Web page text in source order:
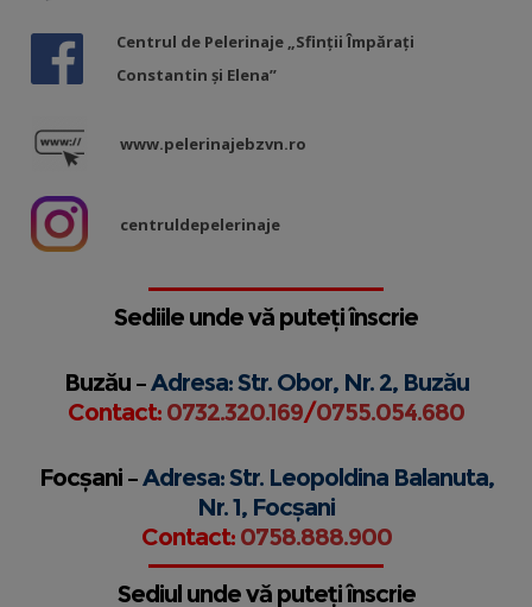
Centrul de Pelerinaje „Sfinții Împărați
Constantin și Elena”
www.pelerinajebzvn.ro
centruldepelerinaje
Sediile unde vă puteți înscrie
Buzău –Adresa: Str. Obor, Nr. 2, Buzău
Contact: 0732.320.169/0755.054.680
Focșani –Adresa: Str. Leopoldina Balanuta,
Nr. 1, Focșani
Contact: 0758.888.900
Sediul unde vă puteți înscrie